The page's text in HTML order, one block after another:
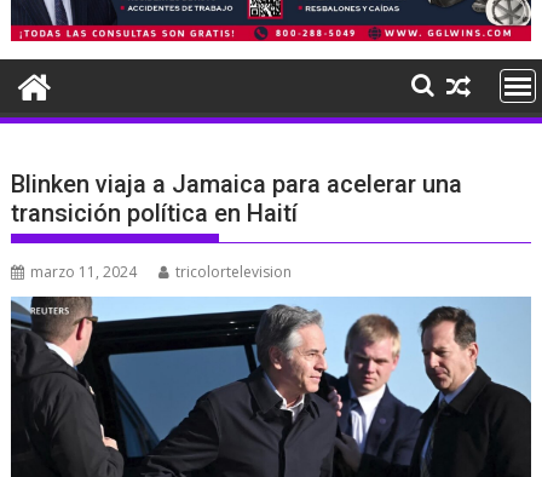
Blinken viaja a Jamaica para acelerar una
transición política en Haití
marzo 11, 2024 tricolortelevision